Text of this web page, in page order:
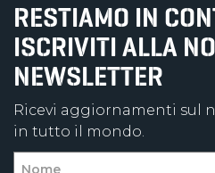
RESTIAMO IN
ISCRIVITI ALLA
NEWSLETTER
Ricevi aggiornamenti sul
in tutto il mondo.